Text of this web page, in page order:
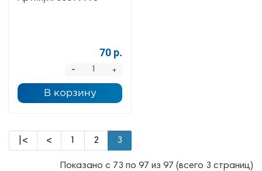
70 р.
+
-
В корзину
|< < 1 2 3
Показано с 73 по 97 из 97 (всего 3 страниц)